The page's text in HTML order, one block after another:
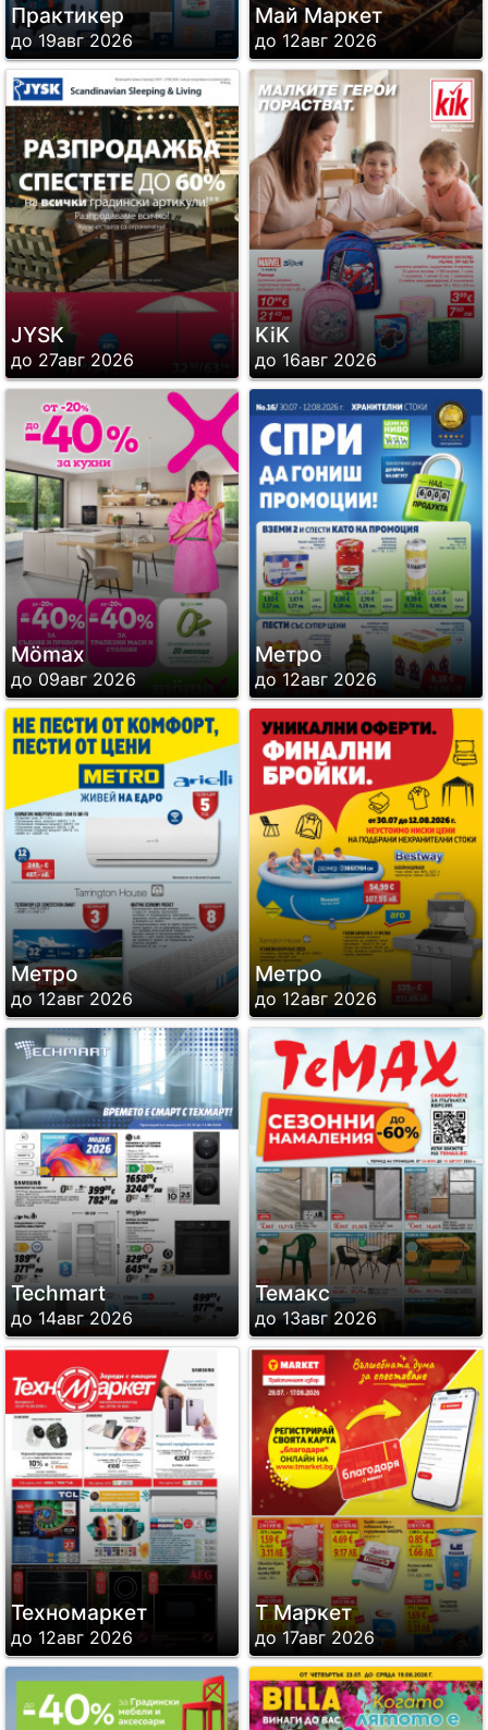
Практикер
до 19авг 2026
Май Маркет
до 12авг 2026
JYSK
до 27авг 2026
KiK
до 16авг 2026
Mömax
до 09авг 2026
Метро
до 12авг 2026
Метро
до 12авг 2026
Метро
до 12авг 2026
Techmart
до 14авг 2026
Темакс
до 13авг 2026
Техномаркет
до 12авг 2026
Т Маркет
до 17авг 2026